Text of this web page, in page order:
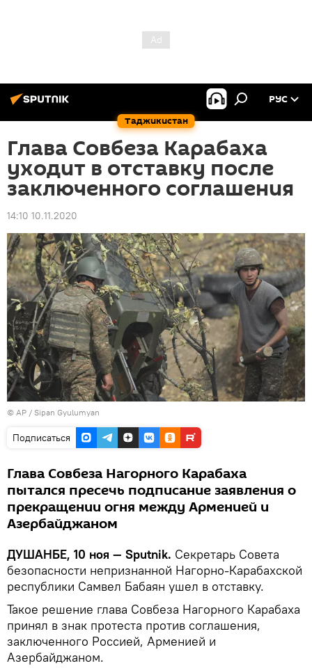
Таджикистан
РУС
Глава Совбеза Карабаха
уходит в отставку после
заключенного соглашения
14:10 10.11.2020
© AP / Sipan Gyulumyan
Подписаться
Глава Совбеза Нагорного Карабаха
пытался пресечь подписание заявления о
прекращении огня между Арменией и
Азербайджаном
ДУШАНБЕ, 10 ноя — Sputnik. Секретарь Совета
безопасности непризнанной Нагорно-Карабахской
республики Самвел Бабаян ушел в отставку.
Такое решение глава Совбеза Нагорного Карабаха
принял в знак протеста против соглашения,
заключенного Россией, Арменией и
Азербайджаном.